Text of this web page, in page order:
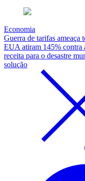
Economia
Guerra de tarifas ameaça
EUA atiram 145% contra
receita para o desastre
solução